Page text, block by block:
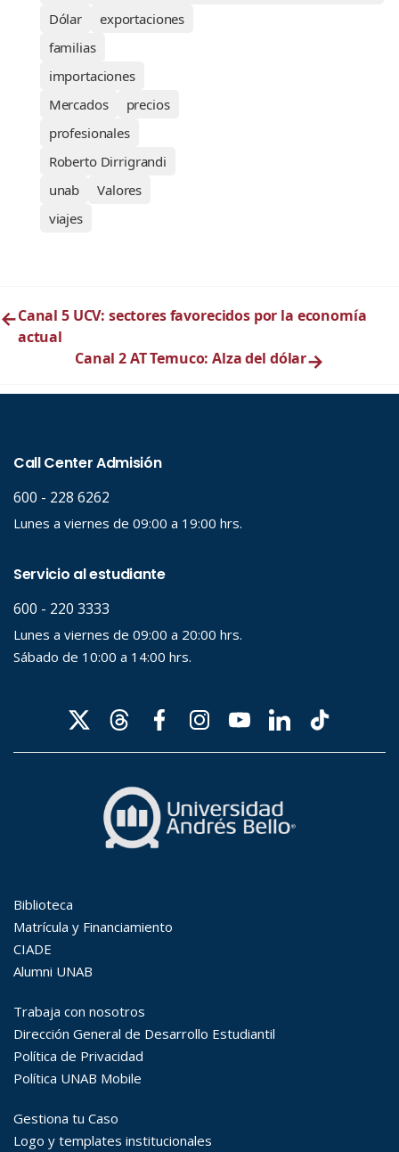
Dólar
exportaciones
familias
importaciones
Mercados
precios
profesionales
Roberto Dirrigrandi
unab
Valores
viajes
←Canal 5 UCV: sectores favorecidos por la economía
actual
Canal 2 AT Temuco: Alza del dólar→